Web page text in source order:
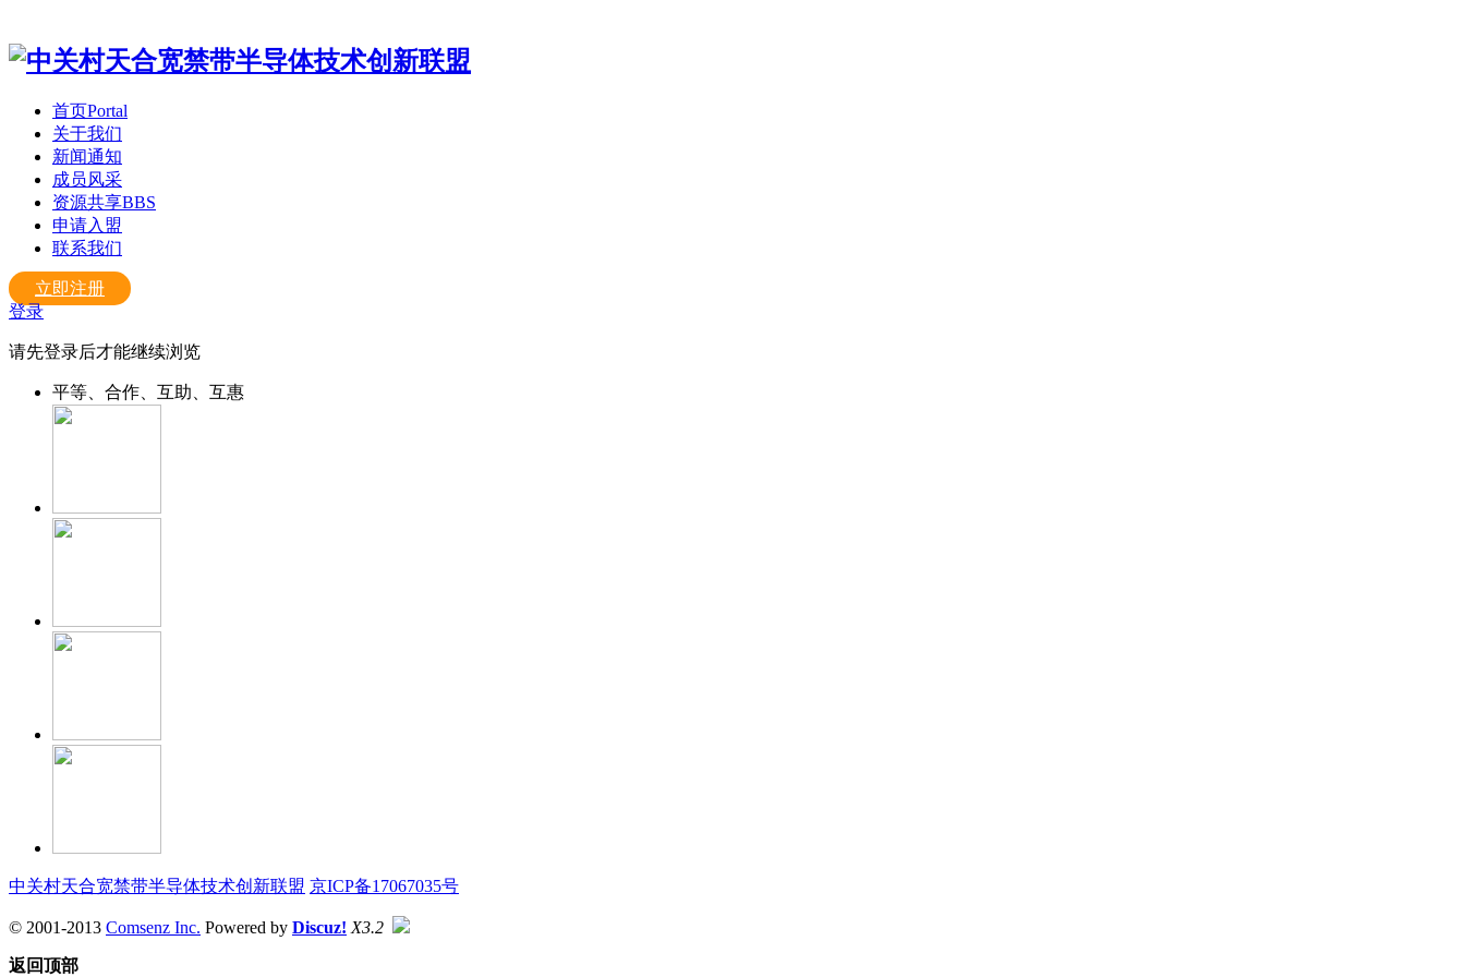
首页Portal
关于我们
新闻通知
成员风采
资源共享BBS
申请入盟
联系我们
立即注册
登录
请先登录后才能继续浏览
平等、合作、互助、互惠
中关村天合宽禁带半导体技术创新联盟 京ICP备17067035号
© 2001-2013 Comsenz Inc. Powered by Discuz! X3.2
返回顶部